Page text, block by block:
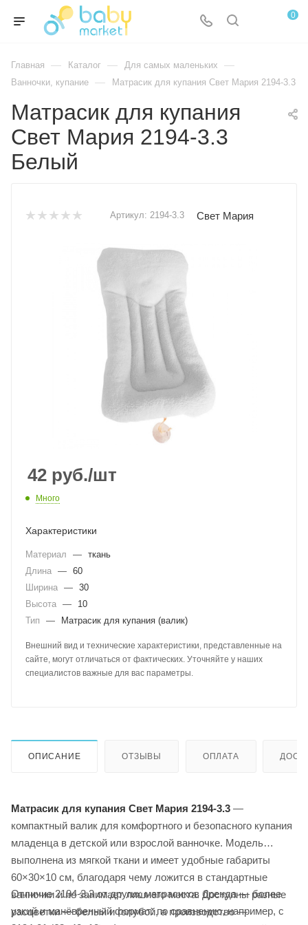
0
Главная — Каталог — Для самых маленьких —
Ванночки, купание — Матрасик для купания Свет Мария 2194-3.3
Матрасик для купания
Свет Мария 2194-3.3
Белый
Артикул: 2194-3.3 Свет Мария
42 руб./шт
Много
Характеристики
Материал — ткань
Длина — 60
Ширина — 30
Высота —
10
Тип
— Матрасик для купания (валик)
Внешний вид и технические характеристики, представленные на
сайте, могут отличаться от фактических. Уточняйте у наших
специалистов важные для вас параметры.
ОПИСАНИЕ ОТЗЫВЫ ОПЛАТА
Матрасик для купания Свет Мария 2194-3.3 —
компактный валик для комфортного и безопасного купания
младенца в детской или взрослой ванночке. Модель
выполнена из мягкой ткани и имеет удобные габариты
60×30×10 см, благодаря чему ложится в стандартные
ванночки и не занимает лишнего места. Доступны разные
расцветки — белый и голубой, а производство —
Отличие 2194-3.3 от других матрасиков бренда — более
узкий и манёвренный формат: по сравнению, например, с